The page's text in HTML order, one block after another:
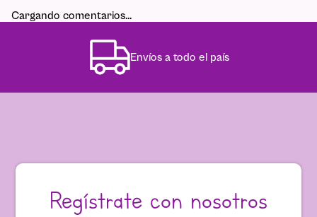
Cargando comentarios…
Envíos a todo el país
Regístrate con nosotros